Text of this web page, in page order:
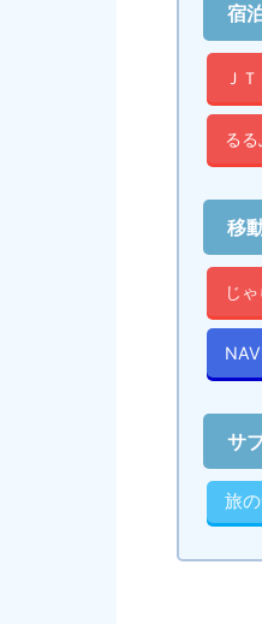
宿
ＪＴ
る
移
じ
サ
旅